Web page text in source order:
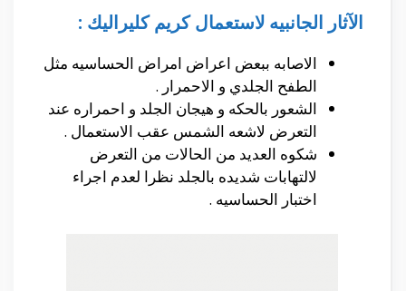
الآثار الجانبيه لاستعمال كريم كليراليك :
الاصابه ببعض اعراض امراض الحساسيه مثل
الطفح الجلدي و الاحمرار .
الشعور بالحكه و هيجان الجلد و احمراره عند
التعرض لاشعه الشمس عقب الاستعمال .
شكوه العديد من الحالات من التعرض
لالتهابات شديده بالجلد نظرا لعدم اجراء
اختبار الحساسيه .